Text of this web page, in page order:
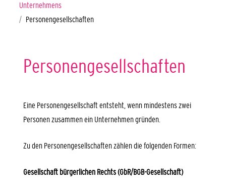
Unternehmens
Personengesellschaften
Personengesellschaften
Eine Personengesellschaft entsteht, wenn mindestens zwei
Personen zusammen ein Unternehmen gründen.
Zu den Personengesellschaften zählen die folgenden Formen:
Gesellschaft bürgerlichen Rechts (GbR/BGB-Gesellschaft)